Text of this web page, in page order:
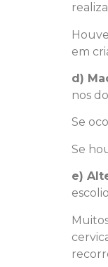
em
d)
nos
Se
Se
e)